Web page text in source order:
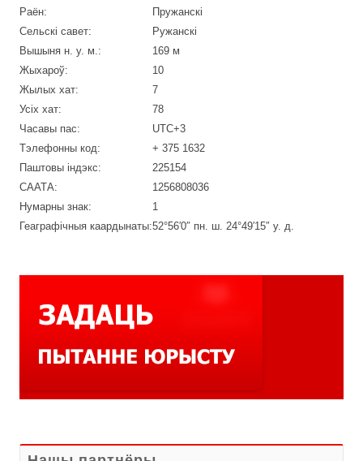
Раён:
Пружанскі
Сельскі савет:
Ружанскі
Вышыня н. у. м.:
169 м
Жыхароў:
10
Жылых хат:
7
Усіх хат:
78
Часавы пас:
UTC+3
Тэлефонны код:
+ 375 1632
Паштовы індэкс:
225154
СААТА:
1256808036
Нумарны знак:
1
Геаграфічныя каардынаты:52°56′0″ пн. ш. 24°49′15″ у. д.